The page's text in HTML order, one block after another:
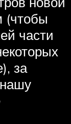
(чтобы
части
за